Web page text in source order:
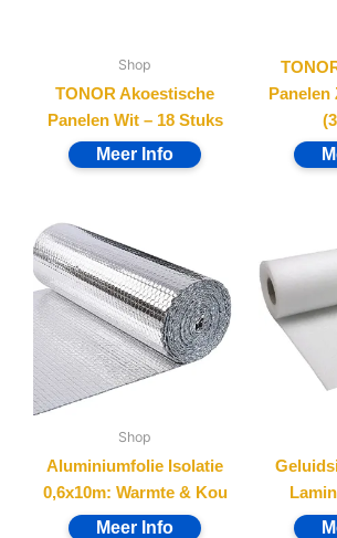
Shop
TONOR Akoestische
Panelen Wit – 18 Stuks
Shop
Aluminiumfolie Isolatie
0,6x10m: Warmte & Kou